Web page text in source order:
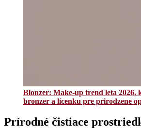
Blonzer: Make-up trend leta 2026,
bronzer a lícenku pre prirodzene
Prírodné čistiace